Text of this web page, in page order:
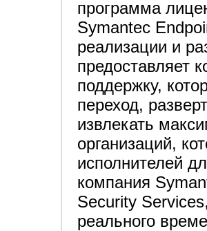
программа
Symantec
реализации и
предоставляет
поддержку,
переход,
извлекать
организаций,
исполнителей
компания
Security
реального